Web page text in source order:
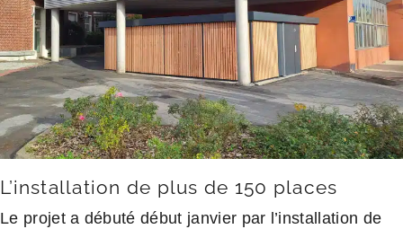
L’installation de plus de 150 places
Le projet a débuté début janvier par l’installation de